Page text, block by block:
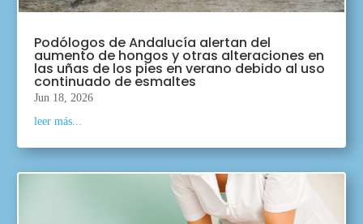
Podólogos de Andalucía alertan del
aumento de hongos y otras alteraciones en
las uñas de los pies en verano debido al uso
continuado de esmaltes
Jun 18, 2026
leer más...